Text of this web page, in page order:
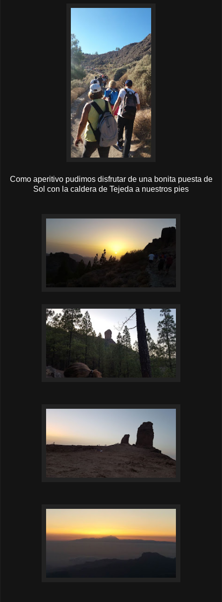
Como aperitivo pudimos disfrutar de una bonita puesta de
Sol con la caldera de Tejeda a nuestros pies